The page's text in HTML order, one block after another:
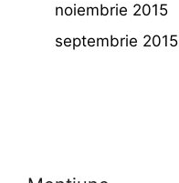
noiembrie 2015
septembrie 2015